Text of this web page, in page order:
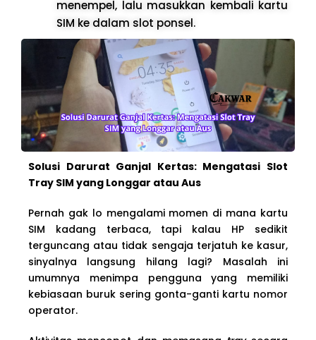
menempel, lalu masukkan kembali kartu
SIM ke dalam slot ponsel.
Solusi Darurat Ganjal Kertas: Mengatasi Slot
Tray SIM yang Longgar atau Aus
Pernah gak lo mengalami momen di mana kartu
SIM kadang terbaca, tapi kalau HP sedikit
terguncang atau tidak sengaja terjatuh ke kasur,
sinyalnya langsung hilang lagi? Masalah ini
umumnya menimpa pengguna yang memiliki
kebiasaan buruk sering gonta-ganti kartu nomor
operator.